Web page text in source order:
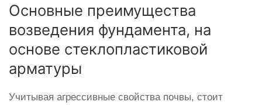
Основные преимущества
возведения фундамента, на
основе стеклопластиковой
арматуры
Учитывая агрессивные свойства почвы, стоит